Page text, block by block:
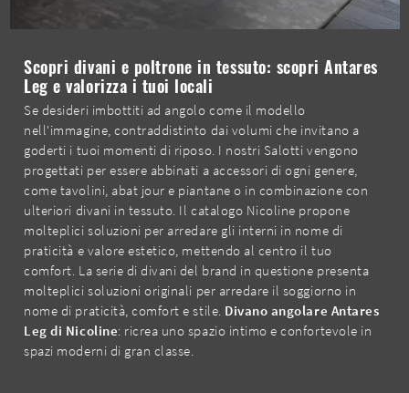
Scopri divani e poltrone in tessuto: scopri Antares
Leg e valorizza i tuoi locali
Se desideri imbottiti ad angolo come il modello
nell'immagine, contraddistinto dai volumi che invitano a
goderti i tuoi momenti di riposo. I nostri Salotti vengono
progettati per essere abbinati a accessori di ogni genere,
come tavolini, abat jour e piantane o in combinazione con
ulteriori divani in tessuto. Il catalogo Nicoline propone
molteplici soluzioni per arredare gli interni in nome di
praticità e valore estetico, mettendo al centro il tuo
comfort. La serie di divani del brand in questione presenta
molteplici soluzioni originali per arredare il soggiorno in
nome di praticità, comfort e stile. Divano angolare Antares
Leg di Nicoline: ricrea uno spazio intimo e confortevole in
spazi moderni di gran classe.